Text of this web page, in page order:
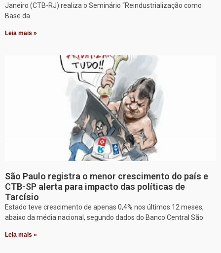
Janeiro (CTB-RJ) realiza o Seminário “Reindustrialização como
Base da
Leia mais »
São Paulo registra o menor crescimento do país e
CTB-SP alerta para impacto das políticas de
Tarcísio
Estado teve crescimento de apenas 0,4% nos últimos 12 meses,
abaixo da média nacional, segundo dados do Banco Central São
Leia mais »